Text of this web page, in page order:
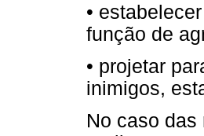
•
função de
• projetar
inimigos,
No caso